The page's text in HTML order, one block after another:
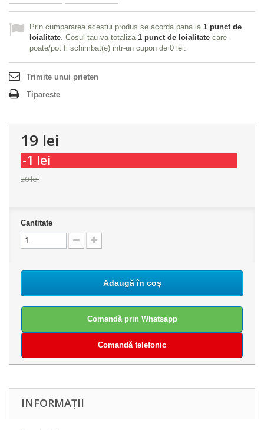
Prin cumpararea acestui produs se acorda pana la 1 punct de
loialitate . Cosul tau va totaliza 1 punct de loialitate care
poate/pot fi schimbat(e) intr-un cupon de 0 lei
Trimite unui prieten
Tipareste
19 lei
-1 lei
20 lei
Cantitate
Adaugă în coș
Comandă prin Whatsapp
Comandă telefonic
INFORMAȚII